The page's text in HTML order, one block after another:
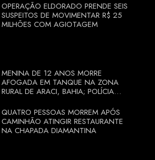
OPERAÇÃO ELDORADO PRENDE SEIS
SUSPEITOS DE MOVIMENTAR R$ 25
MILHÕES COM AGIOTAGEM
MENINA DE 12 ANOS MORRE
AFOGADA EM TANQUE NA ZONA
RURAL DE ARACI, BAHIA; POLÍCIA
QUATRO PESSOAS MORREM APÓS
CAMINHÃO ATINGIR RESTAURANTE
NA CHAPADA DIAMANTINA